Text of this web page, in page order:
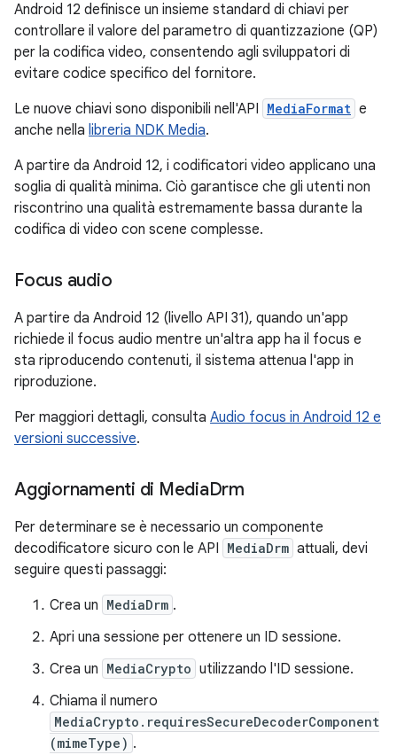
Android 12 definisce un insieme standard di chiavi per
controllare il valore del parametro di quantizzazione (QP)
per la codifica video, consentendo agli sviluppatori di
evitare codice specifico del fornitore.
Le nuove chiavi sono disponibili nell'API MediaFormat e
anche nella libreria NDK Media.
A partire da Android 12, i codificatori video applicano una
soglia di qualità minima. Ciò garantisce che gli utenti non
riscontrino una qualità estremamente bassa durante la
codifica di video con scene complesse.
Focus audio
A partire da Android 12 (livello API 31), quando un'app
richiede il focus audio mentre un'altra app ha il focus e
sta riproducendo contenuti, il sistema attenua l'app in
riproduzione.
Per maggiori dettagli, consulta Audio focus in Android 12 e
versioni successive.
Aggiornamenti di MediaDrm
Per determinare se è necessario un componente
decodificatore sicuro con le API MediaDrm attuali, devi
seguire questi passaggi:
Crea un MediaDrm .
Apri una sessione per ottenere un ID sessione.
Crea un MediaCrypto utilizzando l'ID sessione.
Chiama il numero
MediaCrypto.requiresSecureDecoderComponent
(mimeType) .